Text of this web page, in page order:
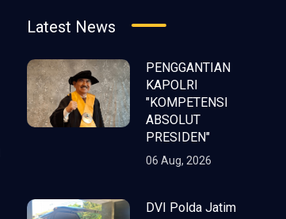
Latest News
PENGGANTIAN
KAPOLRI
"KOMPETENSI
ABSOLUT
PRESIDEN"
06 Aug, 2026
DVI Polda Jatim